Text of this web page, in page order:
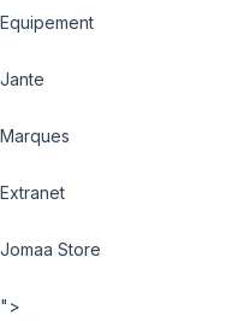
Equipement
Jante
Marques
Extranet
Jomaa Store
">